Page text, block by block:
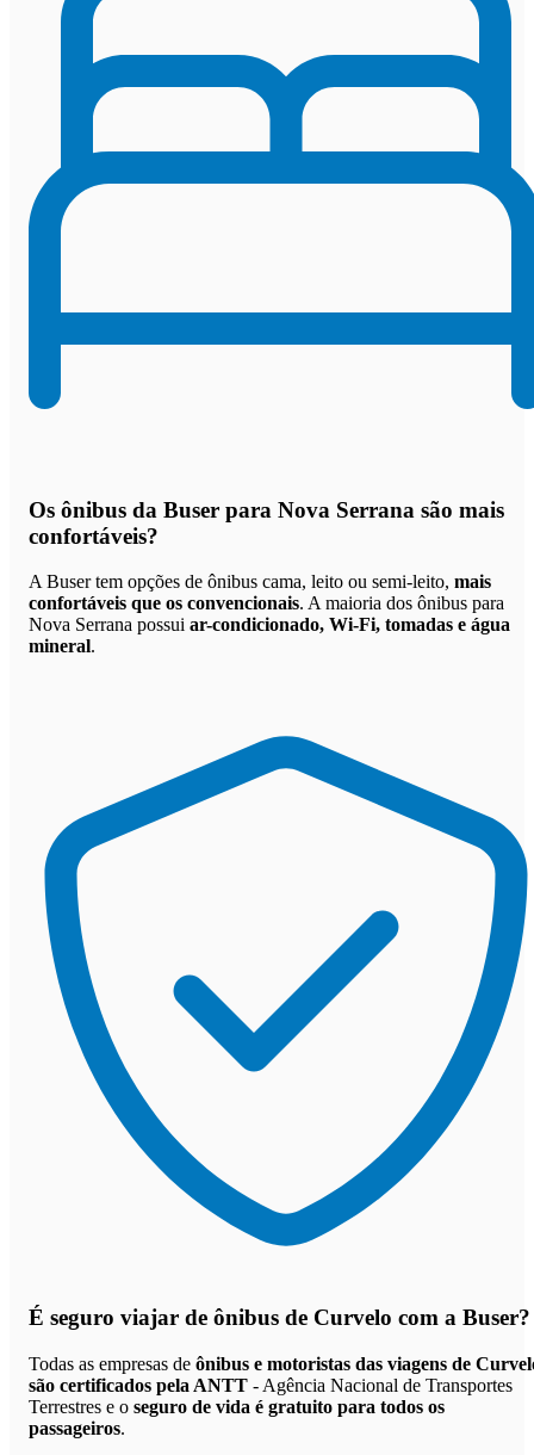
Os ônibus da Buser para Nova Serrana são mais
confortáveis?
A Buser tem opções de ônibus cama, leito ou semi-leito, mais
confortáveis que os convencionais. A maioria dos ônibus para
Nova Serrana possui ar-condicionado, Wi-Fi, tomadas e água
mineral.
É seguro viajar de ônibus de Curvelo com a Buser?
Todas as empresas de ônibus e motoristas das viagens de
são certificados pela ANTT - Agência Nacional de Transportes
Terrestres e o seguro de vida é gratuito para todos os
passageiros.